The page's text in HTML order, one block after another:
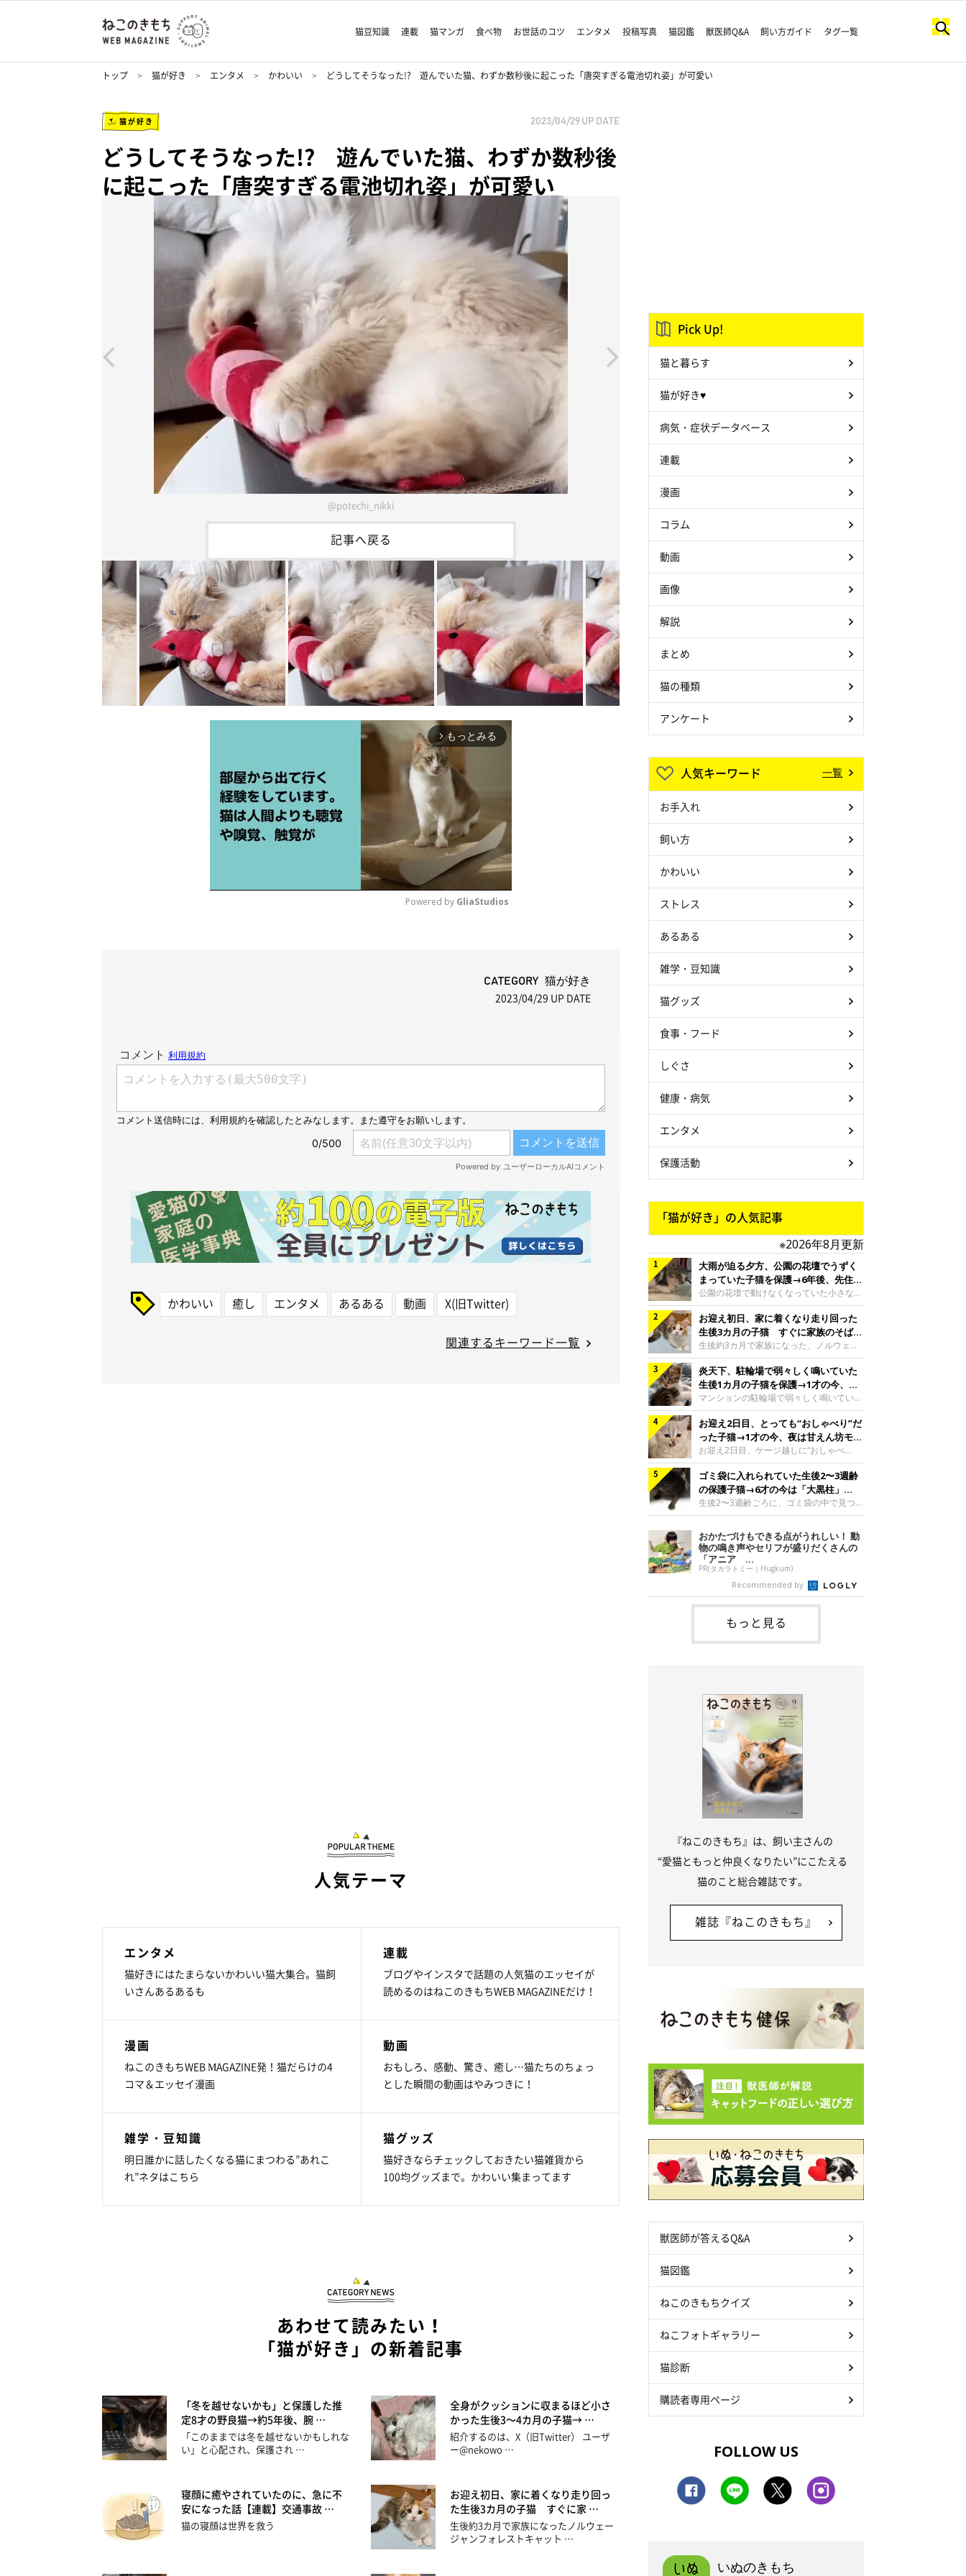
猫豆知識 連載 猫マンガ 食べ物 お世話のコツ エンタメ 投稿写真 猫図鑑 獣医師Q&A 飼い方ガイド タグ一覧
トップ 猫が好き エンタメ かわいい どうしてそうなった!? 遊んでいた猫、わずか数秒後に起こった「唐突すぎる電池切れ姿」が可愛い
猫が好き 2023/04/29 UP DATE
どうしてそうなった!? 遊んでいた猫、わずか数秒後
に起こった「唐突すぎる電池切れ姿」が可愛い
@potechi_nikki
記事へ戻る
arrow_forward_ios もっとみる
Powered by GliaStudios
CATEGORY 猫が好き
2023/04/29 UP DATE
かわいい 癒し エンタメ あるある 動画 X(旧Twitter)
関連するキーワード一覧
人気テーマ
エンタメ
猫好きにはたまらないかわいい猫大集合。猫飼
いさんあるあるも
連載
ブログやインスタで話題の人気猫のエッセイが
読めるのはねこのきもちWEB MAGAZINEだけ！
漫画
ねこのきもちWEB MAGAZINE発！猫だらけの4
コマ＆エッセイ漫画
動画
おもしろ、感動、驚き、癒し…猫たちのちょっ
とした瞬間の動画はやみつきに！
雑学・豆知識
明日誰かに話したくなる猫にまつわる”あれこ
れ”ネタはこちら
猫グッズ
猫好きならチェックしておきたい猫雑貨から
100均グッズまで。かわいい集まってます
あわせて読みたい！
「猫が好き」の新着記事
「冬を越せないかも」と保護した推
定8才の野良猫→約5年後、腕 …
「このままでは冬を越せないかもしれな
い」と心配され、保護され …
全身がクッションに収まるほど小さ
かった生後3～4カ月の子猫→ …
紹介するのは、X（旧Twitter） ユーザ
ー@nekowo …
寝顔に癒やされていたのに、急に不
安になった話【連載】交通事故 …
猫の寝顔は世界を救う
お迎え初日、家に着くなり走り回っ
た生後3カ月の子猫 すぐに家 …
生後約3カ月で家族になったノルウェー
ジャンフォレストキャット …
Pick Up!
猫と暮らす
猫が好き♥
病気・症状データベース
連載
漫画
コラム
動画
画像
解説
まとめ
猫の種類
アンケート
人気キーワード 一覧
お手入れ
飼い方
かわいい
ストレス
あるある
雑学・豆知識
猫グッズ
食事・フード
しぐさ
健康・病気
エンタメ
保護活動
「猫が好き」の人気記事
※2026年8月更新
大雨が迫る夕方、公園の花壇でうずく
まっていた子猫を保護→6年後、先住猫
と“姉妹”のような関係に
公園の花壇で動けなくなっていた小さな子
猫。家族に迎えられてから6年、先住猫と
の間には深い絆が育まれていました。保護
当時のティダちゃん。
@muumuu62197189紹介するのは、
X（旧Twitter）ユーザー
@muumuu62197189さんの愛猫・ティダ
ちゃん（取材時6才）の成長記録です。こ
ちらは、生後3カ月ごろのティダちゃん。
飼い主さんが出会ったのは、夜から大雨に
なると予報されていた日の夕方でした。花
壇で動けずにいた子猫保護したばかりのテ
ィダちゃん。@muumuu62197189飼い主
さんは、公園の
お迎え初日、家に着くなり走り回った
生後3カ月の子猫 すぐに家族のそばで
落ち着く姿に「迎えてよかった」
生後約3カ月で家族になった、ノルウェー
ジャンフォレストキャットの子猫。お迎え
翌日には、すでに家でくつろぐ様子を見せ
ていました。お迎え翌日、ベッドでうとう
とするむうちゃんお迎え翌日のむうちゃ
ん。@umimugi0304紹介するのは、
Instagramユーザー@umimugi0304さんの
愛猫・むうちゃん（撮影時、生後約3カ月
／ノルウェージャンフォレストキャッ
ト）。こちらは、お迎え翌日に撮影された
一枚。ゴハンをお腹いっぱい食べたむうち
ゃんは眠くなり、飼い主さん夫婦のベッド
でうとうとし始めたのだとか。飼い主さ
炎天下、駐輪場で弱々しく鳴いていた
生後1カ月の子猫を保護→1才の今、筋
肉質でツンデレなコに成長
マンションの駐輪場で弱々しく鳴いてい
た、生後1カ月ほどの子猫。家族に迎えら
れてから1年、体も行動も大きく成長しま
した。炎天下の駐輪場で鳴いていた小さな
子猫保護当時のモモちゃん。@Kingponzu
紹介するのは、X（旧Twitter）ユーザー
@Kingponzuさんの愛猫・モモちゃん（取
材時1才）の成長記録です。こちらは、モ
モちゃんが生後1カ月ごろに撮影された一
枚。飼い主さんの自宅マンションの駐輪場
です。子猫時代のモモちゃん。
@Kingponzuその日は気温が35℃を
お迎え2日目、とっても“おしゃべり”だ
った子猫→1才の今、夜は甘えん坊モー
ドになるコに成長！
お迎え2日目、ケージ越しに“おしゃべ
り”する姿を見せていた子猫。1才になった
今も見せる愛らしい姿にキュンとします。
お迎え2日目、ケージ越しに何かを伝える
ももちゃん“おしゃべり”なももちゃん。
@poocoonyan紹介するのは、Instagram
ユーザー@poocoonyanさんの愛猫・もも
ちゃん（取材時1才／マンチカン）です。
こちらの動画は、ももちゃんが生後2カ月
を過ぎたころ、お迎え2日目に撮影された
もの。新しい環境にゆっくり慣れてもらう
ため、当時はケージの中で過ごしていまし
た。鳴いてアピールするももち
ゴミ袋に入れられていた生後2〜3週齢
の保護子猫→6才の今は「大黒柱」
に！ 美しい黒猫に成長した姿にグッ
とくる
生後2〜3週齢ごろに、ゴミ袋の中で見つか
った小さな命。ミルクから育てられたその
子猫は今、家族に欠かせない存在へと成長
しました。ゴミ袋の中で見つかった、ミニ
モグラのような子猫よちよち歩きをしてい
たころの、生後2〜3週齢ごろのドンちゃ
ん。@doddou_1今回紹介するのは、
X（旧Twitter）ユーザー@doddou_1さん
の愛猫・ドンちゃん（取材時、推定6才／
本名：ドミトリー・ドンスコイ）。ドンち
ゃんは、保護猫でした。ドンちゃんが見つ
かったのは、飼い主さんの姉の勤め先の敷
おかたづけもできる点がうれしい！ 動
物の鳴き声やセリフが盛りだくさんの
「アニア ...
PR(タカラトミー｜Hugkum)
Recommended by
もっと見る
『ねこのきもち』は、飼い主さんの
“愛猫ともっと仲良くなりたい”にこたえる
猫のこと総合雑誌です。
雑誌『ねこのきもち』
獣医師が答えるQ&A
猫図鑑
ねこのきもちクイズ
ねこフォトギャラリー
猫診断
購読者専用ページ
FOLLOW US
いぬのきもち